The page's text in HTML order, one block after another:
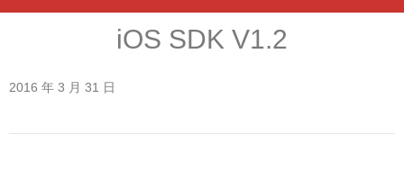
iOS SDK V1.2
2016 年 3 月 31 日